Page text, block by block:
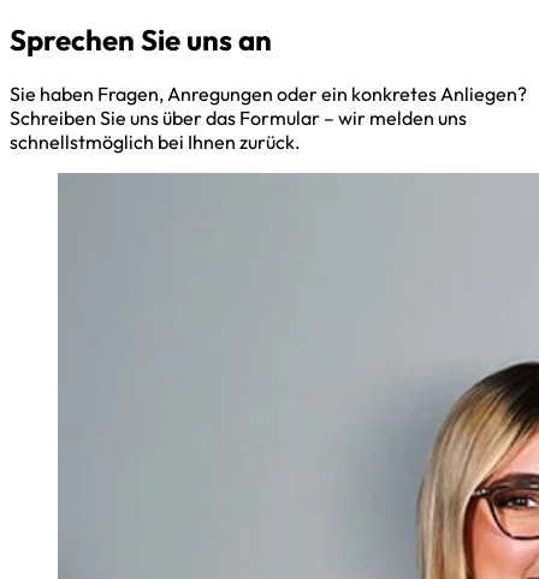
Sprechen Sie uns an
Sie haben Fragen, Anregungen oder ein konkretes Anliegen?
Schreiben Sie uns über das Formular – wir melden uns
schnellstmöglich bei Ihnen zurück.